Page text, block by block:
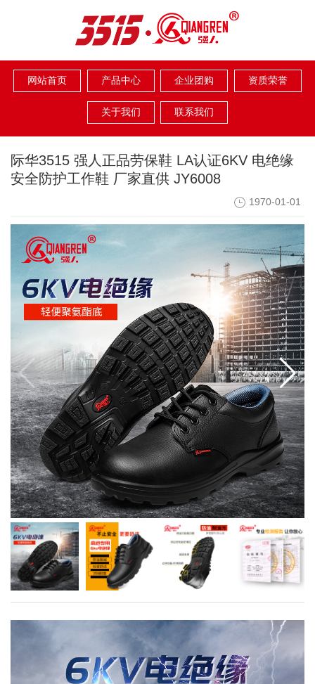
网站首页 产品中心 企业团购 资质荣誉
关于我们 联系我们
际华3515 强人正品劳保鞋 LA认证6KV 电绝缘
安全防护工作鞋 厂家直供 JY6008
1970-01-01